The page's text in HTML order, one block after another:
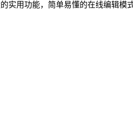
实用功能，简单易懂的在线编辑